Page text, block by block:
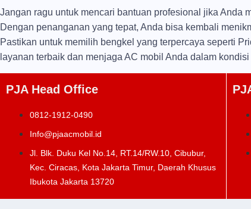
Jangan ragu untuk mencari bantuan profesional jika Anda
Dengan penanganan yang tepat, Anda bisa kembali
Pastikan untuk memilih bengkel yang terpercaya seperti
layanan terbaik dan menjaga AC mobil Anda dalam kondisi
PJA Head Office
0812-1912-0490
Info@pjaacmobil.id
Jl. Blk. Duku Kel No.14, RT.14/RW.10, Cibubur,
Kec. Ciracas, Kota Jakarta Timur, Daerah Khusus
Ibukota Jakarta 13720